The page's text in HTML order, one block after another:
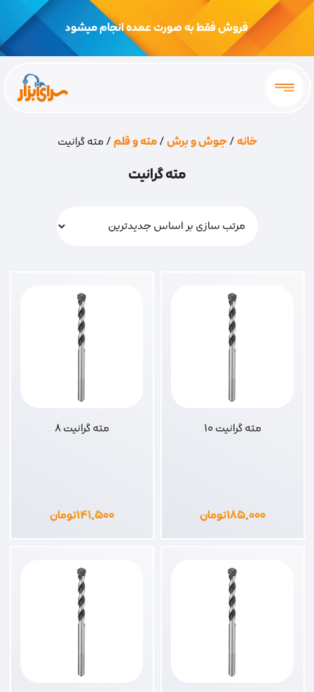
فروش فقط به صورت عمده انجام میشود
خانه/جوش و برش/مته و قلم/ مته گرانیت
مته گرانیت
مته گرانیت 10
۱۸۵,۰۰۰تومان
مته گرانیت 8
۱۴۱,۵۰۰تومان